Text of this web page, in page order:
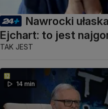
Nawrocki
Ejchart: to jest
TAK JEST
14 min